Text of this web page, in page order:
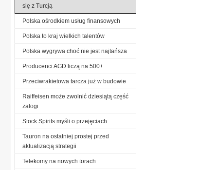
się z Turcją
Polska ośrodkiem usług finansowych
Polska to kraj wielkich talentów
Polska wygrywa choć nie jest najtańsza
Producenci AGD liczą na 500+
Przeciwrakietowa tarcza już w budowie
Raiffeisen może zwolnić dziesiątą część
załogi
Stock Spirits myśli o przejęciach
Tauron na ostatniej prostej przed
aktualizacją strategii
Telekomy na nowych torach